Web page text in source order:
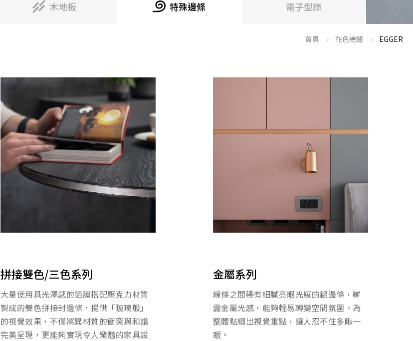
木地板 特殊邊條 電子型錄
首頁 > 花色總覽 > EGGER
拼接雙色/三色系列
大量使用具光澤感的箔膜搭配壓克力材質
製成的雙色拼接封邊條，提供「玻璃般」
的視覺效果，不僅將異材質的衝突與和諧
完美呈現，更能夠實現令人驚豔的家具設
金屬系列
線條之間帶有細膩亮眼光感的鋁邊條，嶄
露金屬光感，能夠輕易轉變空間氛圍。為
整體點綴出視覺重點，讓人忍不住多瞅一
眼。